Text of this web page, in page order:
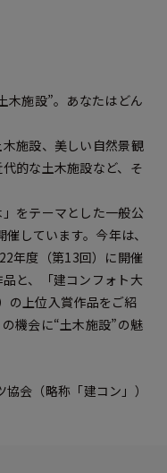
木施設”。あなたはどん
施設、美しい自然景観
的な土木施設など、そ
をテーマとした一般公
しています。今年は、
年度（第13回）に開催
と、「建コンフォト大
の上位入賞作品をご紹
機会に“土木施設”の魅
会（略称「建コン」）